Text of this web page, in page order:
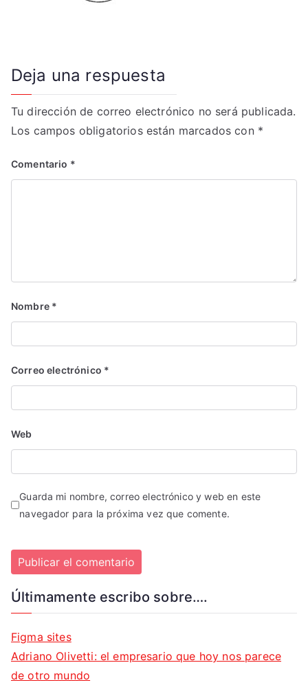
Deja una respuesta
Tu dirección de correo electrónico no será publicada.
Los campos obligatorios están marcados con *
Comentario *
Nombre *
Correo electrónico *
Web
Guarda mi nombre, correo electrónico y web en este
navegador para la próxima vez que comente.
Últimamente escribo sobre….
Figma sites
Adriano Olivetti: el empresario que hoy nos parece
de otro mundo